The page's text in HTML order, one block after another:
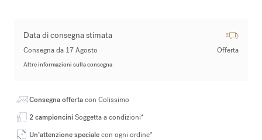
Data di consegna stimata
Consegna da 17 Agosto Offerta
Altre informazioni sulla consegna
Consegna offertacon Colissimo
2 campionciniSoggetta a condizioni*
Un’attenzione specialecon ogni ordine*